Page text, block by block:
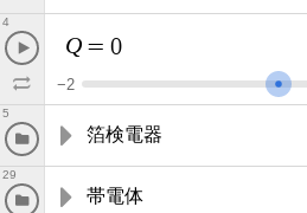
Q = 0
−2
4
箔検電器
5
帯電体
29